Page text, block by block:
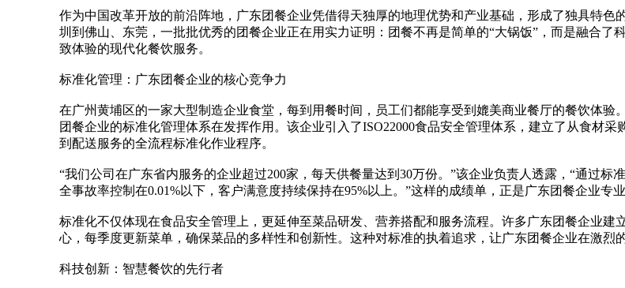
作为中国改革开放的前沿阵地，广东团餐企业凭借得天独厚的地理优势和产业基础，形成了独具特色
圳到佛山、东莞，一批批优秀的团餐企业正在用实力证明：团餐不再是简单的“大锅饭”，而是融合了
致体验的现代化餐饮服务。
标准化管理：广东团餐企业的核心竞争力
在广州黄埔区的一家大型制造企业食堂，每到用餐时间，员工们都能享受到媲美商业餐厅的餐饮体验
团餐企业的标准化管理体系在发挥作用。该企业引入了ISO22000食品安全管理体系，建立了从食材采
到配送服务的全流程标准化作业程序。
“我们公司在广东省内服务的企业超过200家，每天供餐量达到30万份。”该企业负责人透露，“通过标
全事故率控制在0.01%以下，客户满意度持续保持在95%以上。”这样的成绩单，正是广东团餐企业专
标准化不仅体现在食品安全管理上，更延伸至菜品研发、营养搭配和服务流程。许多广东团餐企业建
心，每季度更新菜单，确保菜品的多样性和创新性。这种对标准的执着追求，让广东团餐企业在激烈
科技创新：智慧餐饮的先行者